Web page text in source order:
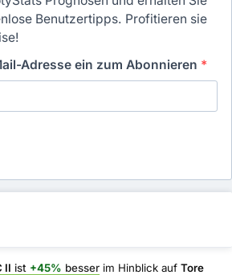
Benutzertipps. Profitieren sie
Adresse ein zum Abonnieren *
II ist +45% besser im Hinblick auf Tore